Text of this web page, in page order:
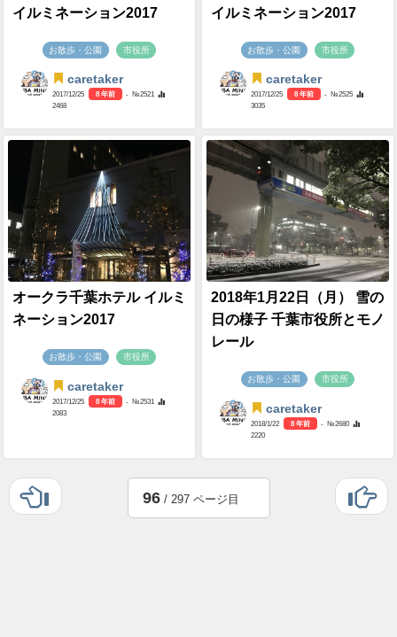
イルミネーション2017
お散歩・公園 市役所
caretaker
2017/12/25 8 年前
- №2521
2468
イルミネーション2017
お散歩・公園 市役所
caretaker
2017/12/25 8 年前
- №2525
3035
オークラ千葉ホテル イルミ
ネーション2017
お散歩・公園 市役所
caretaker
2017/12/25 8 年前
- №2531
2083
2018年1月22日（月） 雪の
日の様子 千葉市役所とモノ
レール
お散歩・公園 市役所
caretaker
2018/1/22 8 年前
- №2680
2220
96/ 297 ページ目